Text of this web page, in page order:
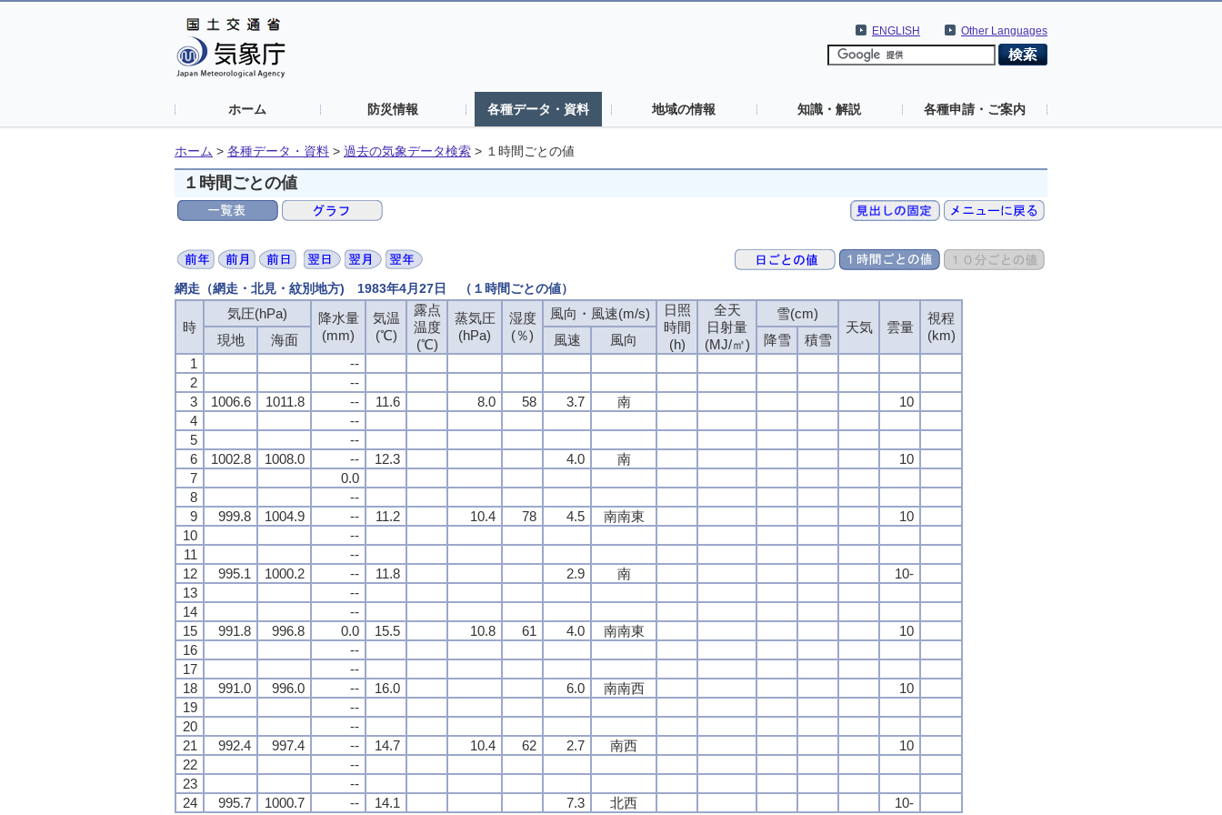
Other Languages
ENGLISH
ホーム 防災情報 各種データ・資料 地域の情報 知識・解説 各種申請・ご案内
ホーム > 各種データ・資料 > 過去の気象データ検索 > １時間ごとの値
１時間ごとの値
網走（網走・北見・紋別地方) 1983年4月27日 （１時間ごとの値）
時
気圧(hPa)
降水量
(mm)
気温
(℃)
露点
温度
(℃)
蒸気圧
(hPa)
湿度
(％)
風向・風速(m/s)
日照
時間
(h)
全天
日射量
(MJ/㎡)
雪(cm)
天気
雲量
視程
(km)
現地 海面 風速 風向 降雪
積雪
1
--
2
--
3
1006.6 1011.8 -- 11.6 8.0 58 3.7 南
10
4
--
5
--
6
1002.8 1008.0 -- 12.3 4.0 南
10
7
0.0
8
--
9
999.8 1004.9 -- 11.2 10.4 78 4.5 南南東
10
10
--
11
--
12
995.1 1000.2 -- 11.8 2.9 南
10-
13
--
14
--
15
991.8 996.8 0.0 15.5 10.8 61 4.0 南南東
10
16
--
17
--
18
991.0 996.0 -- 16.0 6.0 南南西
10
19
--
20
--
21
992.4 997.4 -- 14.7 10.4 62 2.7 南西
10
22
--
23
--
24
995.7 1000.7 -- 14.1 7.3 北西 10-